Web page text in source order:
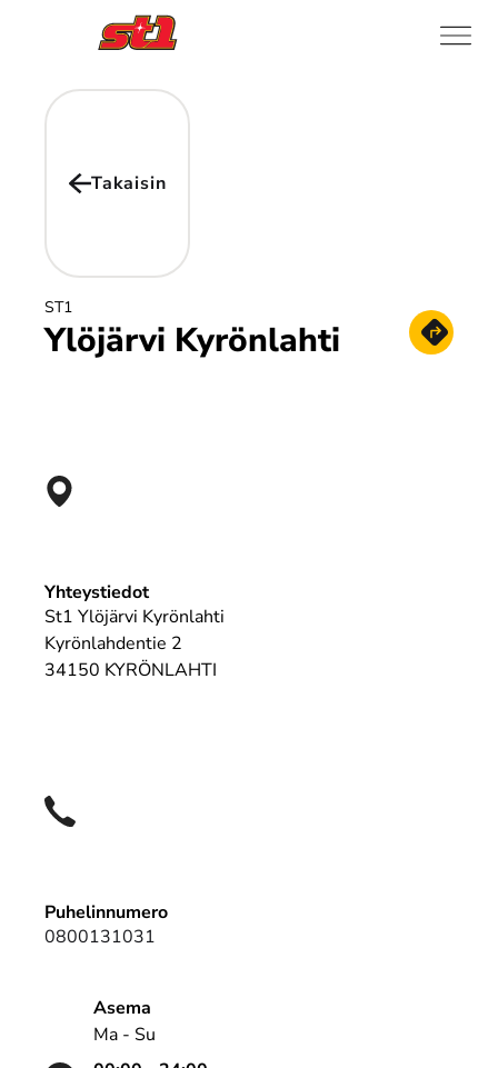
Takaisin
ST1
Ylöjärvi Kyrönlahti Hae
Yhteystiedot
St1 Ylöjärvi Kyrönlahti
Kyrönlahdentie 2
34150 KYRÖNLAHTI
Puhelinnumero
0800131031
Asema
Ma - Su